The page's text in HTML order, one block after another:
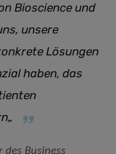
Bioscience und
unsere
Lösungen
haben, das
„
des Business